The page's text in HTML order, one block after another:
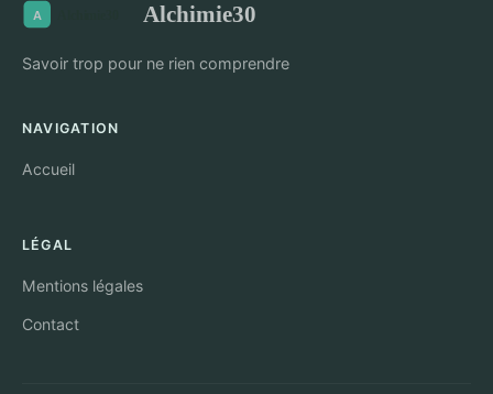
Alchimie30
Savoir trop pour ne rien comprendre
NAVIGATION
Accueil
LÉGAL
Mentions légales
Contact